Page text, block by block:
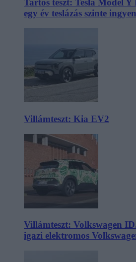
egy év teslázás szinte ingyen
Villámteszt: Kia EV2
Villámteszt: Volkswagen
igazi elektromos